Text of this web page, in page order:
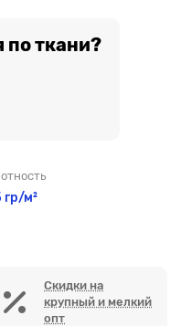
по ткани?
гр/м²
Скидки на
крупный и мелкий
опт